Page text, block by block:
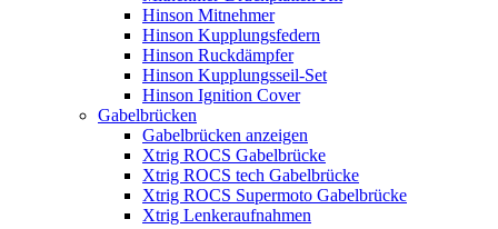
Hinson Mitnehmer
Hinson Kupplungsfedern
Hinson Ruckdämpfer
Hinson Kupplungsseil-Set
Hinson Ignition Cover
Gabelbrücken
Gabelbrücken anzeigen
Xtrig ROCS Gabelbrücke
Xtrig ROCS tech Gabelbrücke
Xtrig ROCS Supermoto Gabelbrücke
Xtrig Lenkeraufnahmen